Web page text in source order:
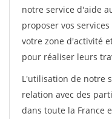
notre service d'aide
proposer vos
votre zone d'activité
pour réaliser leurs
L'utilisation de notre
relation avec des
dans toute la France